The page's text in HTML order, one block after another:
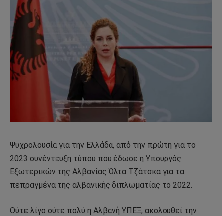
Ψυχρολουσία για την Ελλάδα, από την πρώτη για το
2023 συνέντευξη τύπου που έδωσε η Υπουργός
Εξωτερικών της Αλβανίας Όλτα Τζάτσκα για τα
πεπραγμένα της αλβανικής διπλωματίας το 2022.
Ούτε λίγο ούτε πολύ η Αλβανή ΥΠΕΞ, ακολουθεί την